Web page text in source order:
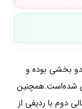
دو بخشی بوده و
شده‌است.همچنین
دوم با ردیفی از